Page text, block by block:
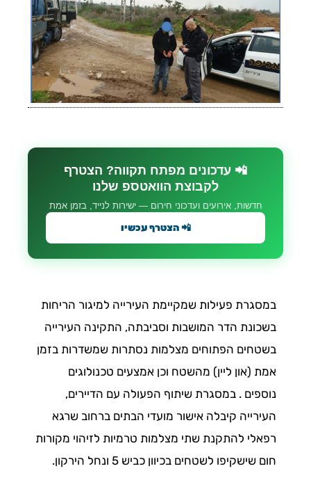
📲 עדכונים מפתח תקווה? הצטרף
לקבוצת הוואטספ שלנו
חדשות, אירועים ועדכוני חירום — ישירות לנייד, בזמן אמת
📲 הצטרף עכשיו
במסגרת פעילות שמקיימת העירייה למיגור הריחות
בשכונת הדר המושבות וסביבתה, התקינה העירייה
בשטחים הפתוחים מצלמות נסתרות שמשדרות בזמן
אמת (און ליין) מהשטח וכן אמצעים טכנולוגים
נוספים . במסגרת שיתוף הפעולה עם הדיירים,
העירייה קיבלה אישור מועדי הבתים ברחוב שרגא
רפאלי להתקנת שתי מצלמות טרמיות לזיהוי מקורות
חום שישקיפו לשטחים בכיוון כביש 5 ונחל הירקון.